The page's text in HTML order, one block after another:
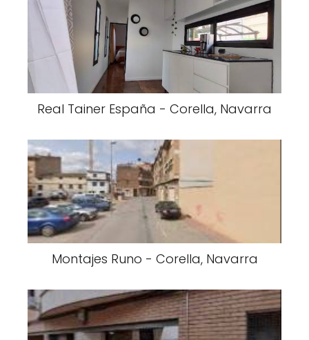
Real Tainer España - Corella, Navarra
Montajes Runo - Corella, Navarra